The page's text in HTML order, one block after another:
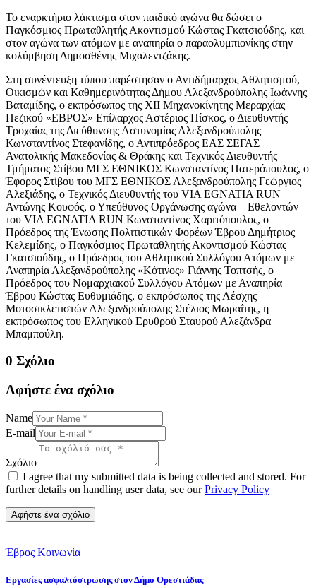
Το εναρκτήριο λάκτισμα στον παιδικό αγώνα θα δώσει ο
Παγκόσμιος Πρωταθλητής Ακοντισμού Κώστας Γκατσιούδης, και
στον αγώνα των ατόμων με αναπηρία ο παραολυμπιονίκης στην
κολύμβηση Δημοσθένης Μιχαλεντζάκης.
Στη συνέντευξη τύπου παρέστησαν ο Αντιδήμαρχος Αθλητισμού,
Οικισμών και Καθημερινότητας Δήμου Αλεξανδρούπολης Ιωάννης
Βαταμίδης, ο εκπρόσωπος της XII Μηχανοκίνητης Μεραρχίας
Πεζικού «ΕΒΡΟΣ» Επίλαρχος Αστέριος Πίσκος, ο Διευθυντής
Τροχαίας της Διεύθυνσης Αστυνομίας Αλεξανδρούπολης
Κωνσταντίνος Στεφανίδης, ο Αντιπρόεδρος ΕΑΣ ΣΕΓΑΣ
Ανατολικής Μακεδονίας & Θράκης και Τεχνικός Διευθυντής
Τμήματος Στίβου ΜΓΣ ΕΘΝΙΚΟΣ Κωνσταντίνος Πατερόπουλος, ο
Έφορος Στίβου του ΜΓΣ ΕΘΝΙΚΟΣ Αλεξανδρούπολης Γεώργιος
Αλεξιάδης, ο Τεχνικός Διευθυντής του VIA EGNATIA RUN
Αντώνης Κουφός, ο Υπεύθυνος Οργάνωσης αγώνα – Εθελοντών
του VIA EGNATIA RUN Κωνσταντίνος Χαριτόπουλος, ο
Πρόεδρος της Ένωσης Πολιτιστικών Φορέων Έβρου Δημήτριος
Κελεμίδης, ο Παγκόσμιος Πρωταθλητής Ακοντισμού Κώστας
Γκατσιούδης, ο Πρόεδρος του Αθλητικού Συλλόγου Ατόμων με
Αναπηρία Αλεξανδρούπολης «Κότινος» Γιάννης Τοπτσής, ο
Πρόεδρος του Νομαρχιακού Συλλόγου Ατόμων με Αναπηρία
Έβρου Κώστας Ευθυμιάδης, ο εκπρόσωπος της Λέσχης
Μοτοσικλετιστών Αλεξανδρούπολης Στέλιος Μωραΐτης, η
εκπρόσωπος του Ελληνικού Ερυθρού Σταυρού Αλεξάνδρα
Μπαμπούλη.
0 Σχόλιο
Αφήστε ένα σχόλιο
Name
E-mail
Σχόλιο
I agree that my submitted data is being collected and stored. For
further details on handling user data, see ourPrivacy Policy
Έβρος Κοινωνία
Εργασίες ασφαλτόστρωσης στον Δήμο Ορεστιάδας